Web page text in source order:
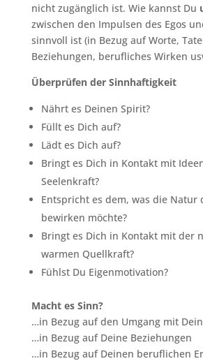
nicht zugänglich ist. Wie kannst Du
zwischen den Impulsen des Egos
sinnvoll ist (in Bezug auf Worte,
Beziehungen, berufliches Wirken
Überprüfen der Sinnhaftigkeit
Nährt es Deinen Spirit?
Füllt es Dich auf?
Lädt es Dich auf?
Bringt es Dich in Kontakt mit
Seelenkraft?
Entspricht es dem, was die Natur
bewirken möchte?
Bringt es Dich in Kontakt mit der
warmen Quellkraft?
Fühlst Du Eigenmotivation?
Macht es Sinn?
…in Bezug auf den Umgang mit
…in Bezug auf Deine Beziehungen
…in Bezug auf Deinen beruflichen